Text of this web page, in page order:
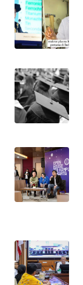
WN
BEKASI
BOGOR
WN
DEPOK
WN
TAPANULI
UTARA
WN
WN
PADANG
LAWAS